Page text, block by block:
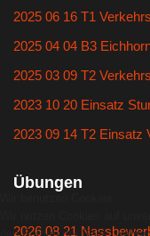
2025 06 16 T1
2025 04 04 B3
2025 03 09 T2
2023 10 20 Einsatz
2023 09 14 T2 Einsatz
Übungen
2026 08 21
den Betrieb der Seite,